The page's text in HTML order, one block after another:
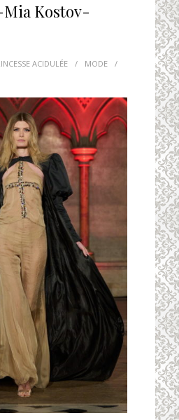
Kostov-
ACIDULÉE / MODE
/